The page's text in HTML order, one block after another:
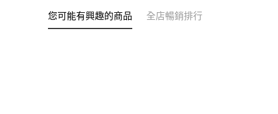
您可能有興趣的商品 全店暢銷排行